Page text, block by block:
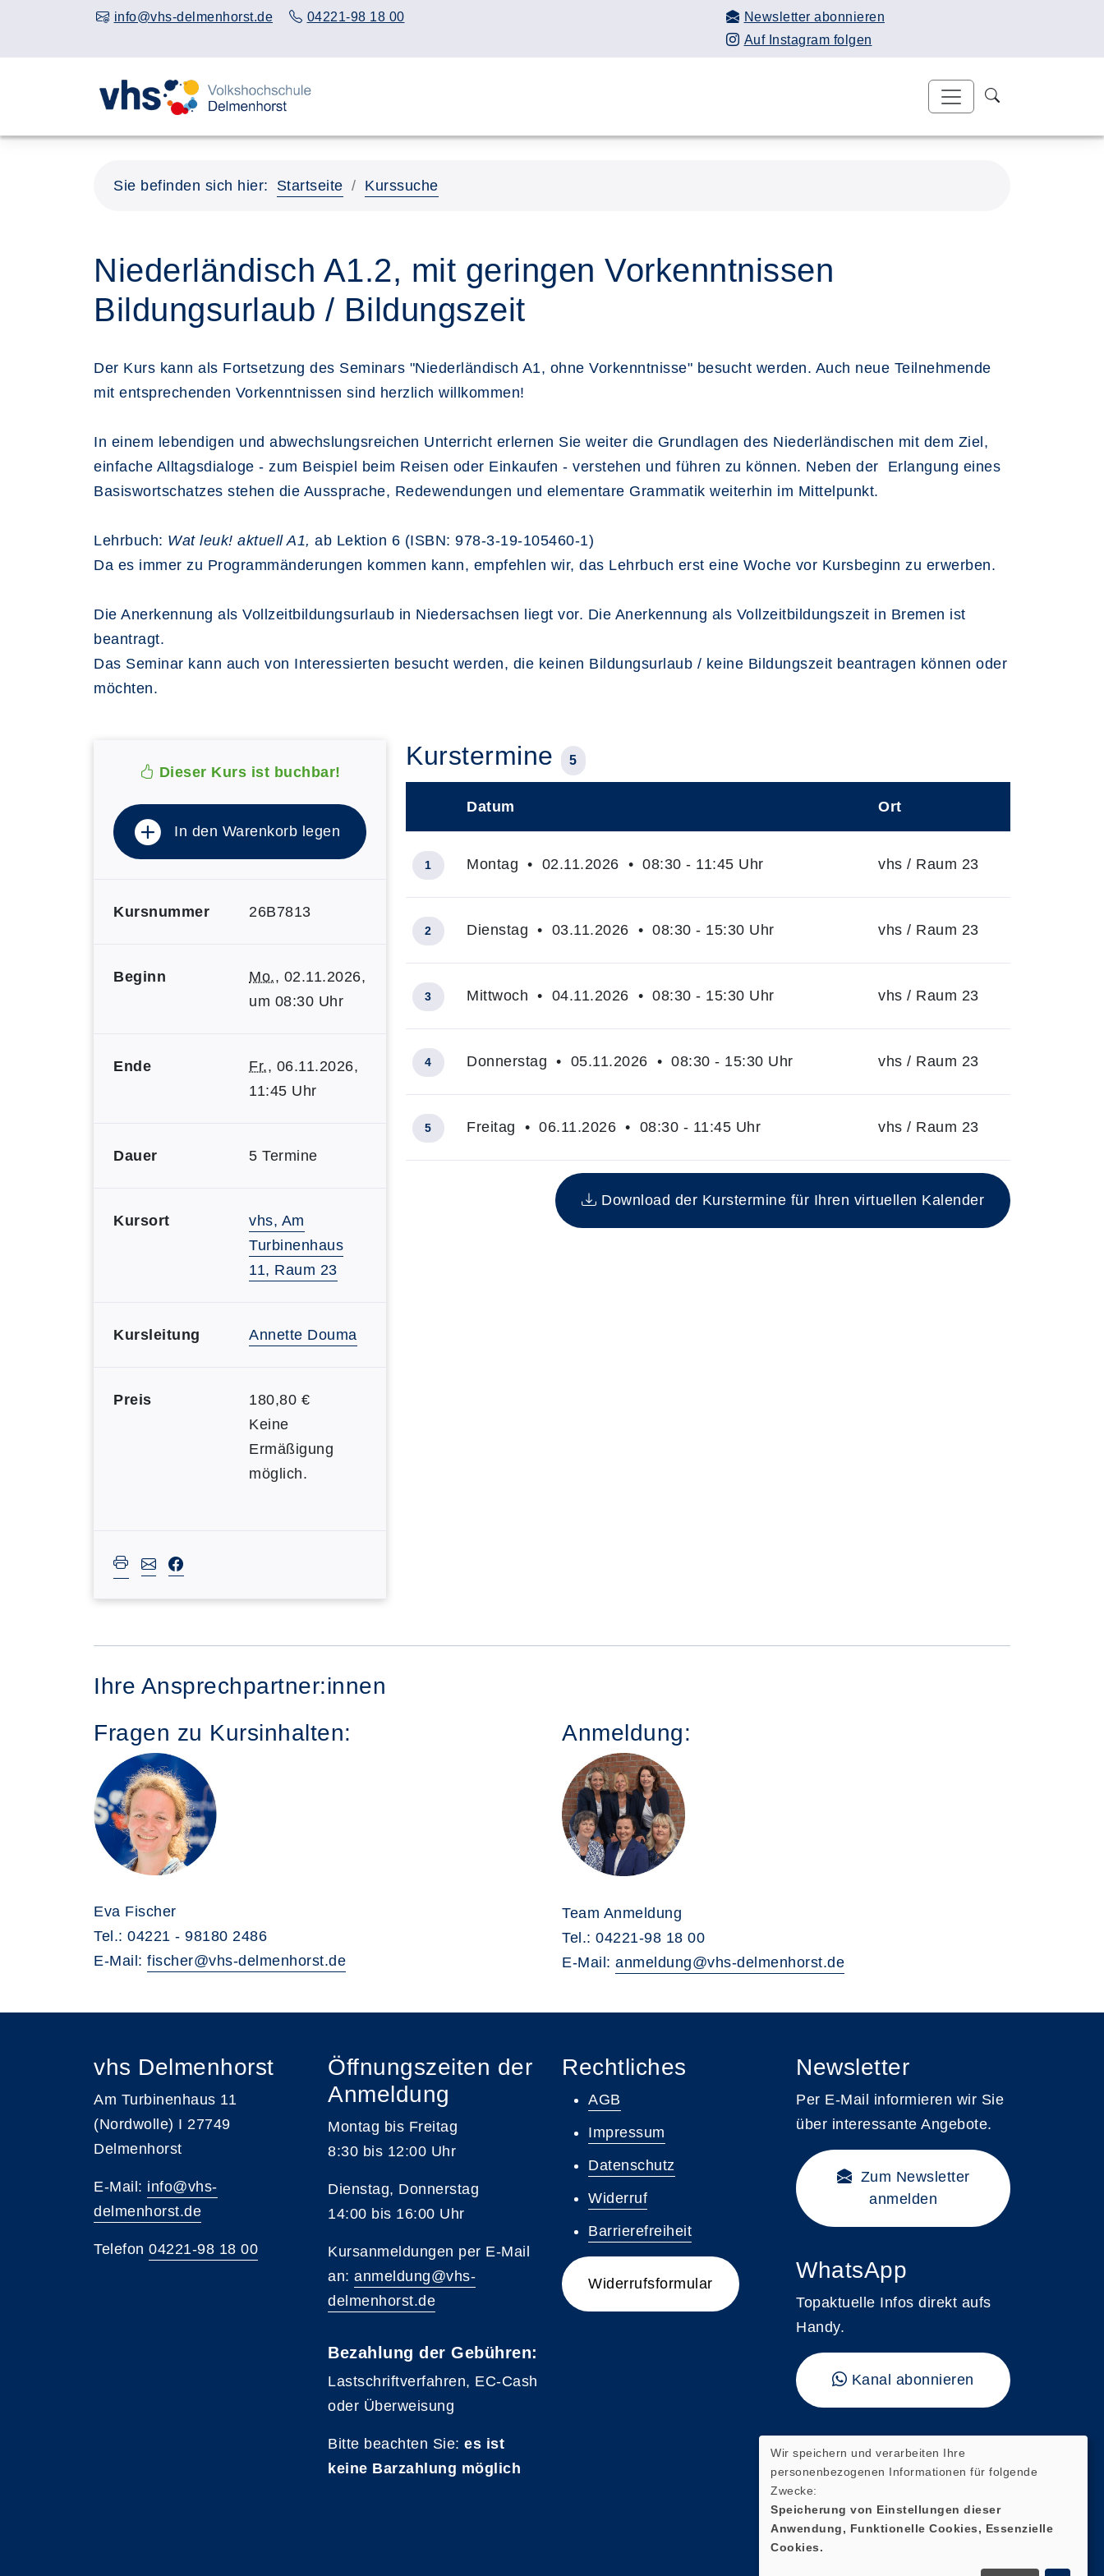
info@vhs-delmenhorst.de 04221-98 18 00
Newsletter abonnieren
Auf Instagram folgen
Sie befinden sich hier: Startseite Kurssuche
Niederländisch A1.2, mit geringen Vorkenntnissen
Bildungsurlaub / Bildungszeit
Der Kurs kann als Fortsetzung des Seminars "Niederländisch A1, ohne Vorkenntnisse" besucht werden. Auch neue Teilnehmende
mit entsprechenden Vorkenntnissen sind herzlich willkommen!
In einem lebendigen und abwechslungsreichen Unterricht erlernen Sie weiter die Grundlagen des Niederländischen mit dem Ziel,
einfache Alltagsdialoge - zum Beispiel beim Reisen oder Einkaufen - verstehen und führen zu können. Neben der Erlangung eines
Basiswortschatzes stehen die Aussprache, Redewendungen und elementare Grammatik weiterhin im Mittelpunkt.
Lehrbuch: Wat leuk! aktuell A1, ab Lektion 6 (ISBN: 978-3-19-105460-1)
Da es immer zu Programmänderungen kommen kann, empfehlen wir, das Lehrbuch erst eine Woche vor Kursbeginn zu erwerben.
Die Anerkennung als Vollzeitbildungsurlaub in Niedersachsen liegt vor. Die Anerkennung als Vollzeitbildungszeit in Bremen ist
beantragt.
Das Seminar kann auch von Interessierten besucht werden, die keinen Bildungsurlaub / keine Bildungszeit beantragen können oder
möchten.
Dieser Kurs ist buchbar!
In den Warenkorb legen
Kursnummer 26B7813
Beginn Mo., 02.11.2026,
um 08:30 Uhr
Ende Fr., 06.11.2026,
11:45 Uhr
Dauer 5 Termine
Kursort
vhs, Am
Turbinenhaus
11, Raum 23
Kursleitung Annette Douma
Preis
180,80 €
Keine
Ermäßigung
möglich.
Kurstermine 5
Insgesamt gibt es 5 Termine zum diesen Kurs
Datum Ort
1 Montag • 02.11.2026 • 08:30 - 11:45 Uhr vhs / Raum 23
2 Dienstag • 03.11.2026 • 08:30 - 15:30 Uhr vhs / Raum 23
3 Mittwoch • 04.11.2026 • 08:30 - 15:30 Uhr vhs / Raum 23
4 Donnerstag • 05.11.2026 • 08:30 - 15:30 Uhr vhs / Raum 23
5 Freitag • 06.11.2026 • 08:30 - 11:45 Uhr vhs / Raum 23
Download der Kurstermine für Ihren virtuellen Kalender
Ihre Ansprechpartner:innen
Fragen zu Kursinhalten:
Eva Fischer
Tel.: 04221 - 98180 2486
E-Mail: fischer@vhs-delmenhorst.de
Anmeldung:
Team Anmeldung
Tel.: 04221-98 18 00
E-Mail: anmeldung@vhs-delmenhorst.de
vhs Delmenhorst
Am Turbinenhaus 11
(Nordwolle) I 27749
Delmenhorst
E-Mail: info@vhs-
delmenhorst.de
Telefon 04221-98 18 00
Öffnungszeiten der
Anmeldung
Montag bis Freitag
8:30 bis 12:00 Uhr
Dienstag, Donnerstag
14:00 bis 16:00 Uhr
Kursanmeldungen per E-Mail
an: anmeldung@vhs-
delmenhorst.de
Bezahlung der Gebühren:
Lastschriftverfahren, EC-Cash
oder Überweisung
Bitte beachten Sie: es ist
keine Barzahlung möglich
Rechtliches
AGB
Impressum
Datenschutz
Widerruf
Barrierefreiheit
Widerrufsformular
Newsletter
Per E-Mail informieren wir Sie
über interessante Angebote.
Zum Newsletter
anmelden
WhatsApp
Topaktuelle Infos direkt aufs
Handy.
Kanal abonnieren
"vhs kompakt"
Hier finden Sie unser aktuelles
Magazin mit direkten
Verlinkungen zur digitalen
Wir speichern und verarbeiten Ihre
personenbezogenen Informationen für folgende
Zwecke:
Speicherung von Einstellungen dieser
Anwendung, Funktionelle Cookies, Essenzielle
Cookies.